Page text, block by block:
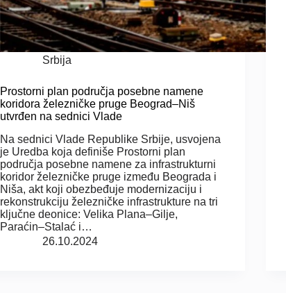
Srbija
Prostorni plan područja posebne namene
koridora železničke pruge Beograd–Niš
utvrđen na sednici Vlade
Na sednici Vlade Republike Srbije, usvojena
je Uredba koja definiše Prostorni plan
područja posebne namene za infrastrukturni
koridor železničke pruge između Beograda i
Niša, akt koji obezbeđuje modernizaciju i
rekonstrukciju železničke infrastrukture na tri
ključne deonice: Velika Plana–Gilje,
Paraćin–Stalać i…
26.10.2024